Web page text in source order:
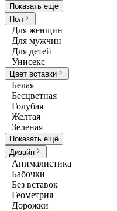
Показать ещё
Пол
Для женщин
Для мужчин
Для детей
Унисекс
Цвет вставки
Белая
Бесцветная
Голубая
Желтая
Зеленая
Показать ещё
Дизайн
Анималистика
Бабочки
Без вставок
Геометрия
Дорожки